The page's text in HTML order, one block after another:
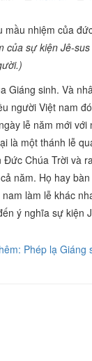
mầu nhiệm của
của sự kiện Jê-
Giáng sinh. Và
người Việt nam
lễ năm mới
là một thánh lễ
Đức Chúa Trời và
năm. Họ hay
nam làm lễ khác
ý nghĩa sự kiện
Phép lạ Giáng